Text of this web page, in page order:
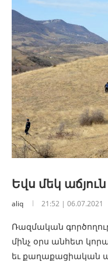
Եվս մեկ աճյուն
aliq 21:52 | 06.07.2021
Ռազմական
մինչ օրս անհետ
եւ քաղաքացիական